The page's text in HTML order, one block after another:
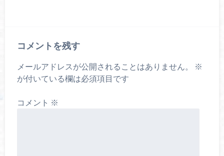
コメントを残す
メールアドレスが公開されることはありません。
※
が付いている欄は必須項目です
コメント ※